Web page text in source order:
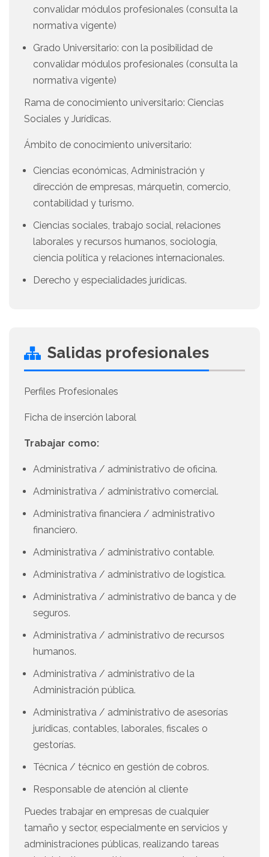
convalidar módulos profesionales (consulta la
normativa vigente)
Grado Universitario: con la posibilidad de
convalidar módulos profesionales (consulta la
normativa vigente)
Rama de conocimiento universitario: Ciencias
Sociales y Jurídicas.
Ámbito de conocimiento universitario:
Ciencias económicas, Administración y
dirección de empresas, márquetin, comercio,
contabilidad y turismo.
Ciencias sociales, trabajo social, relaciones
laborales y recursos humanos, sociología,
ciencia política y relaciones internacionales.
Derecho y especialidades jurídicas.
Salidas profesionales
Perfiles Profesionales
Ficha de inserción laboral
Trabajar como:
Administrativa / administrativo de oficina.
Administrativa / administrativo comercial.
Administrativa financiera / administrativo
financiero.
Administrativa / administrativo contable.
Administrativa / administrativo de logística.
Administrativa / administrativo de banca y de
seguros.
Administrativa / administrativo de recursos
humanos.
Administrativa / administrativo de la
Administración pública.
Administrativa / administrativo de asesorías
jurídicas, contables, laborales, fiscales o
gestorías.
Técnica / técnico en gestión de cobros.
Responsable de atención al cliente
Puedes trabajar en empresas de cualquier
tamaño y sector, especialmente en servicios y
administraciones públicas, realizando tareas